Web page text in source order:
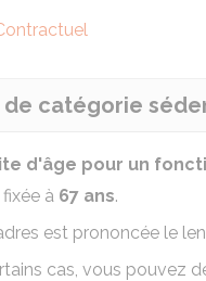
de catégorie
d'âge pour un
à 67 ans.
est prononcée le
cas, vous pouvez